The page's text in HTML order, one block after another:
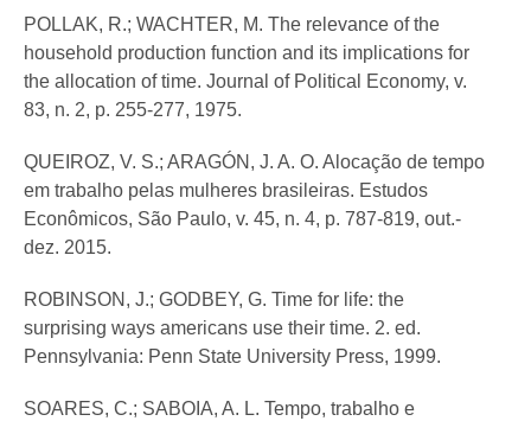
POLLAK, R.; WACHTER, M. The relevance of the
household production function and its implications for
the allocation of time. Journal of Political Economy, v.
83, n. 2, p. 255-277, 1975.
QUEIROZ, V. S.; ARAGÓN, J. A. O. Alocação de tempo
em trabalho pelas mulheres brasileiras. Estudos
Econômicos, São Paulo, v. 45, n. 4, p. 787-819, out.-
dez. 2015.
ROBINSON, J.; GODBEY, G. Time for life: the
surprising ways americans use their time. 2. ed.
Pennsylvania: Penn State University Press, 1999.
SOARES, C.; SABOIA, A. L. Tempo, trabalho e